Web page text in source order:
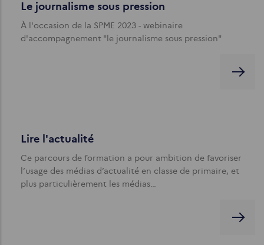
Le journalisme sous pression
À l'occasion de la SPME 2023 - webinaire
d'accompagnement "le journalisme sous pression"
Lire l'actualité
Ce parcours de formation a pour ambition de favoriser
l’usage des médias d’actualité en classe de primaire, et
plus particulièrement les médias…